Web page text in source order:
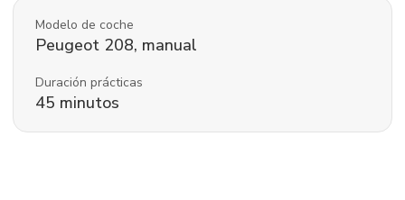
Modelo de coche
Peugeot 208, manual
Duración prácticas
45 minutos